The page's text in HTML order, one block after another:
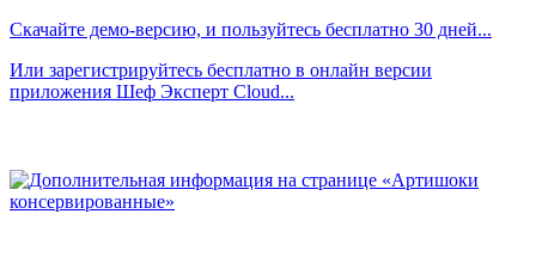
Скачайте демо-версию, и пользуйтесь бесплатно 30 дней...
Или зарегистрируйтесь бесплатно в онлайн версии
приложения Шеф Эксперт Cloud...